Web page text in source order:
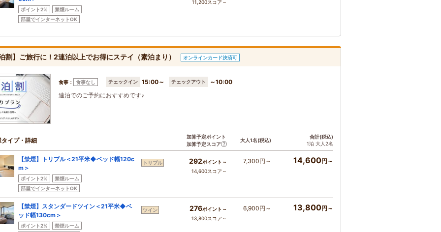
ポイント2%
禁煙ルーム
部屋でインターネットOK
11,200スコア～
割】ご旅行に！2連泊以上でお得にステイ（素泊まり） オンラインカード決済可
食事： 食事なし チェックイン 15:00～ チェックアウト
～10:00
連泊でのご予約におすすめです♪
タイプ・詳細
加算予定ポイント
加算予定スコア
大人1名(税込)
合計(税込)
1泊 大人2名
【禁煙】トリプル＜21平米◆ベッド幅120c
m＞
ポイント2%
禁煙ルーム
部屋でインターネットOK
トリプル 292ポイント～
14,600スコア～
7,300円～ 14,600円～
【禁煙】スタンダードツイン＜21平米◆ベ
ッド幅130cm＞
ポイント2%
禁煙ルーム
ツイン 276ポイント～
13,800スコア～
6,900円～ 13,800円～